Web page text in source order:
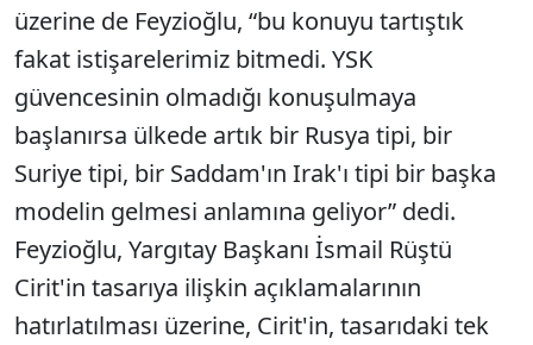
üzerine de Feyzioğlu, “bu konuyu tartıştık
fakat istişarelerimiz bitmedi. YSK
güvencesinin olmadığı konuşulmaya
başlanırsa ülkede artık bir Rusya tipi, bir
Suriye tipi, bir Saddam'ın Irak'ı tipi bir başka
modelin gelmesi anlamına geliyor” dedi.
Feyzioğlu, Yargıtay Başkanı İsmail Rüştü
Cirit'in tasarıya ilişkin açıklamalarının
hatırlatılması üzerine, Cirit'in, tasarıdaki tek